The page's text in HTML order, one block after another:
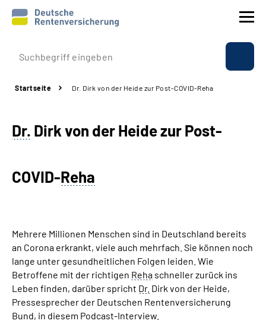
Prävention
Rente
Über uns & Presse
Online-Services
Suche
Startseite Dr. Dirk von der Heide zur Post-COVID-Reha
Dr. Dirk von der Heide zur Post-
COVID-Reha
Mehrere Millionen Menschen sind in Deutschland bereits
an Corona erkrankt, viele auch mehrfach. Sie können noch
lange unter gesundheitlichen Folgen leiden. Wie
Betroffene mit der richtigen Reha schneller zurück ins
Leben finden, darüber spricht Dr. Dirk von der Heide,
Pressesprecher der Deutschen Rentenversicherung
Bund, in diesem Podcast-Interview.